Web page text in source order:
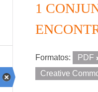
1
Formatos: PDF
Creative